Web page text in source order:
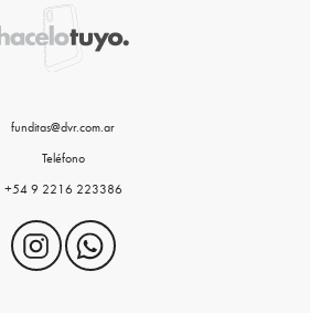
funditas@dvr.com.ar
Teléfono
+54 9 2216 223386